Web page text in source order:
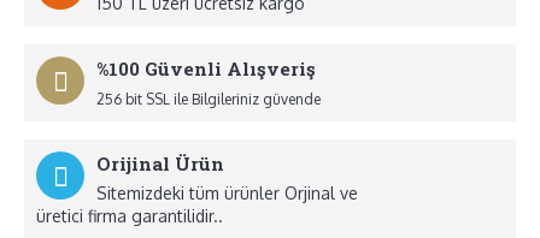
%100 Güvenli Alışveriş
256 bit SSL ile Bilgileriniz güvende
Orijinal Ürün
Sitemizdeki tüm ürünler Orjinal ve
üretici firma garantilidir..